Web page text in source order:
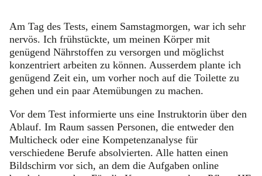
Am Tag des Tests, einem Samstagmorgen, war ich sehr
nervös. Ich frühstückte, um meinen Körper mit
genügend Nährstoffen zu versorgen und möglichst
konzentriert arbeiten zu können. Ausserdem plante ich
genügend Zeit ein, um vorher noch auf die Toilette zu
gehen und ein paar Atemübungen zu machen.
Vor dem Test informierte uns eine Instruktorin über den
Ablauf. Im Raum sassen Personen, die entweder den
Multicheck oder eine Kompetenzanalyse für
verschiedene Berufe absolvierten. Alle hatten einen
Bildschirm vor sich, an dem die Aufgaben online